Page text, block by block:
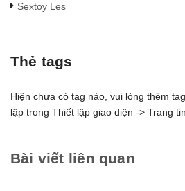
Sextoy Les
Thẻ tags
Hiện chưa có tag nào, vui lòng thêm
lập trong Thiết lập giao diện -> Trang
Bài viết liên quan